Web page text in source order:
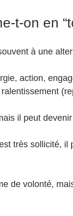
t-on en
à une
action,
il peut
très sollicité,
de volonté,